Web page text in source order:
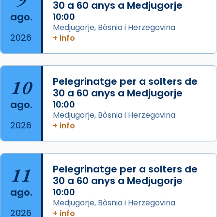
2 weeks ago
Aquest dilluns, 27 de juliol, ha tingut lloc la
missa d’acció de gràcies en agraïment al
comitè organitzador de la visita apostòlica
del Sant Pare Lleó XIV a Barcelona, i als
col·laboradors, a la Catedral de Barcelona.
L’arquebisbe de Barcelona, el cardenal Joan
Josep Omella, ha presidit la missa i l’ha
concelebrat el bisbe auxiliar de Barcelona,
Mons. David Abadías.
📸 Dr. G. Simón
Foto
View on Facebook · Share
Arquebisbat de Barcelona
2 weeks ago
ago.
2026
30 a 60 anys a Medjugorje
10:00
Medjugorje, Bòsnia i Herzegovina
+ info
10
ago.
2026
Pelegrinatge per a solters de
30 a 60 anys a Medjugorje
10:00
Medjugorje, Bòsnia i Herzegovina
+ info
11
ago.
2026
Pelegrinatge per a solters de
30 a 60 anys a Medjugorje
10:00
Medjugorje, Bòsnia i Herzegovina
+ info